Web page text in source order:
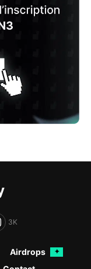
3K
Airdrops ✦